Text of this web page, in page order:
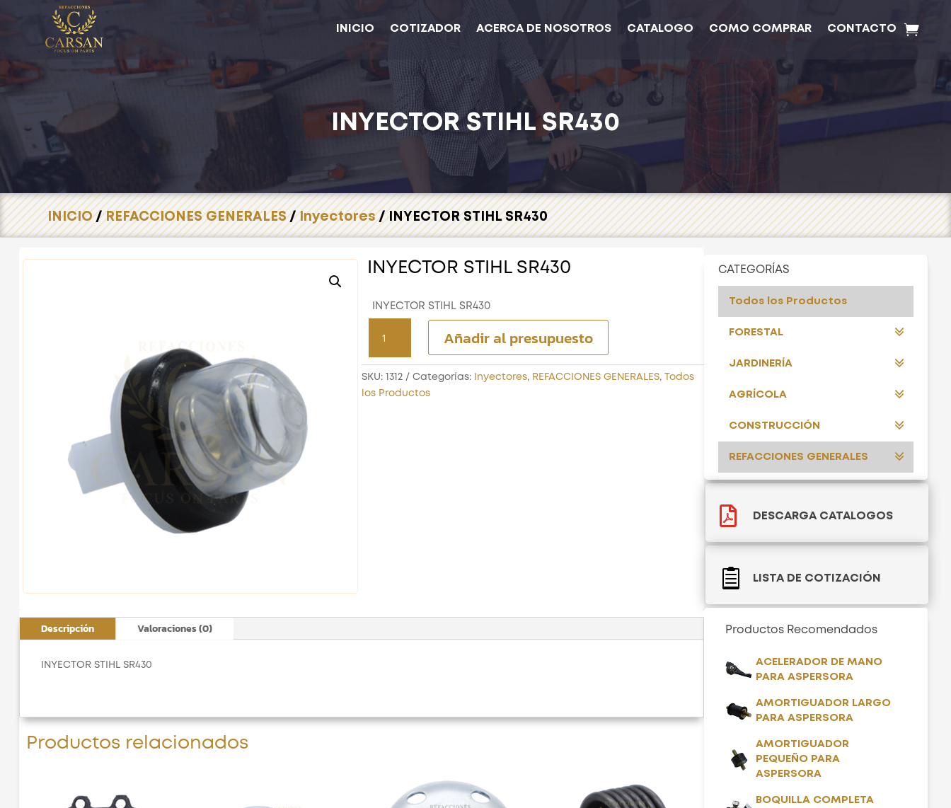
INICIO COTIZADOR ACERCA DE NOSOTROS CATALOGO COMO COMPRAR CONTACTO
INYECTOR STIHL SR430
INICIO/REFACCIONES GENERALES/Inyectores/ INYECTOR STIHL SR430
INYECTOR STIHL SR430
INYECTOR STIHL SR430
STIHL
SR430
cantidad
Añadir al presupuesto
SKU: 1312 Categorías: Inyectores, REFACCIONES GENERALES, Todos
los Productos
Descripción Valoraciones (0)
INYECTOR STIHL SR430
Productos relacionados
CATEGORÍAS
Todos los Productos
FORESTAL
JARDINERÍA
AGRÍCOLA
CONSTRUCCIÓN
REFACCIONES GENERALES
 DESCARGA CATALOGOS
 LISTA DE COTIZACIÓN
Productos Recomendados
ACELERADOR DE MANO
PARA ASPERSORA
AMORTIGUADOR LARGO
PARA ASPERSORA
AMORTIGUADOR
PEQUEÑO PARA
ASPERSORA
BOQUILLA COMPLETA